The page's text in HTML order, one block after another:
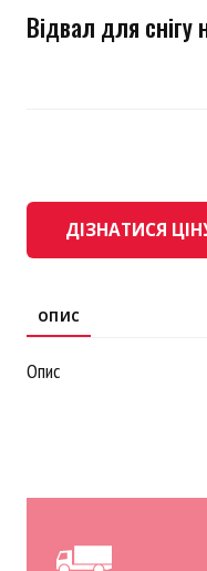
Відвал для
ДІЗНАТИСЯ
ОПИС
Опис